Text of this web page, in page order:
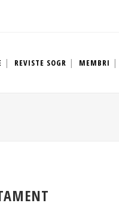
REVISTE SOGR MEMBRI